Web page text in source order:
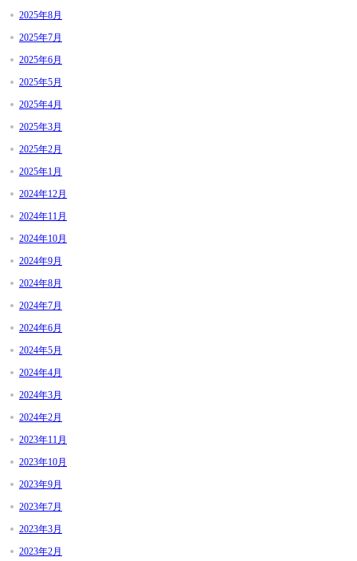
2025年8月
2025年7月
2025年6月
2025年5月
2025年4月
2025年3月
2025年2月
2025年1月
2024年12月
2024年11月
2024年10月
2024年9月
2024年8月
2024年7月
2024年6月
2024年5月
2024年4月
2024年3月
2024年2月
2023年11月
2023年10月
2023年9月
2023年7月
2023年3月
2023年2月